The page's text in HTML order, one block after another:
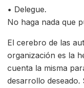
• Delegue.
No haga nada que
El cerebro de las
organización es la
cuenta la misma
desarrollo deseado.